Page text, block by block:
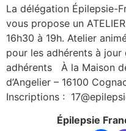
La délégation Épilepsie-
vous propose un
16h30 à 19h. Atelier
pour les adhérents à
adhérents À la Maison
d’Angelier – 16100
Inscriptions :
Épilepsie